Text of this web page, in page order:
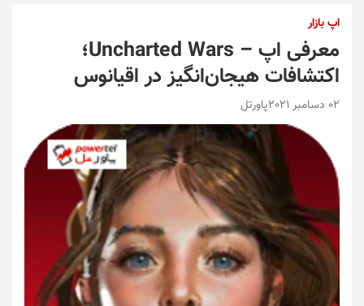
اپ بازار
معرفی اپ – Uncharted Wars؛
اکتشافات هیجان‌انگیز در اقیانوس
02 دسامبر 2021 پاورتل